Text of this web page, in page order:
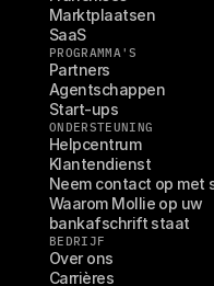
Marktplaatsen
SaaS
PROGRAMMA'S
Partners
Agentschappen
Start-ups
ONDERSTEUNING
Helpcentrum
Klantendienst
Neem contact op met
Waarom Mollie op uw
bankafschrift staat
BEDRIJF
Over ons
Carrières
Maak kennis met ons
onze waarden
Nieuws
Het laatste nieuws over
Vacatures
Kom werken bij Mollie.
vacatures!
Contact
Voor consumenten
Waarom zie je Mollie op
Voor Mollie-klanten
Neem contact op met
Contact met sales
Ontdek hoe we jouw